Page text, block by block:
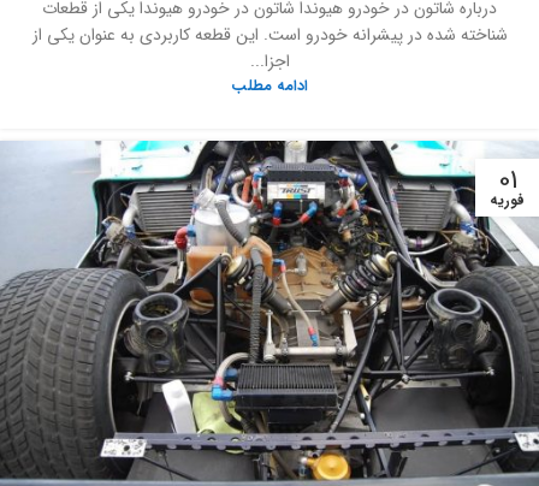
درباره شاتون در خودرو هیوندا شاتون در خودرو هیوندا یکی از قطعات
شناخته شده در پیشرانه خودرو است. این قطعه کاربردی به عنوان یکی از
اجزا...
ادامه مطلب
01
فوریه